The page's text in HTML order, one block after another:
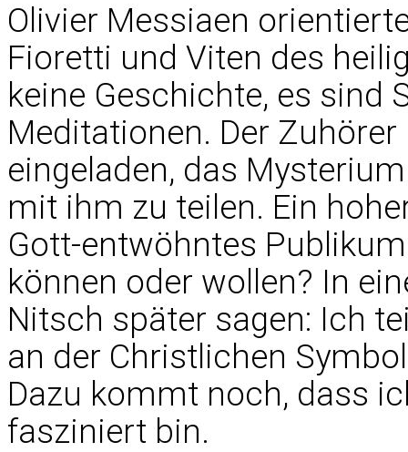
Olivier Messiaen
Fioretti und Viten des
keine Geschichte, es sind
Meditationen. Der
eingeladen, das
mit ihm zu teilen. Ein
Gott-entwöhntes
können oder wollen? In
Nitsch später sagen: Ich
an der Christlichen
Dazu kommt noch, dass
fasziniert bin.